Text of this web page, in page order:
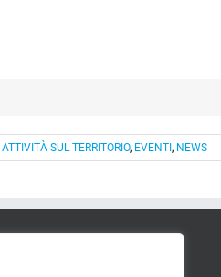
ATTIVITÀ SUL TERRITORIO, EVENTI , NEWS